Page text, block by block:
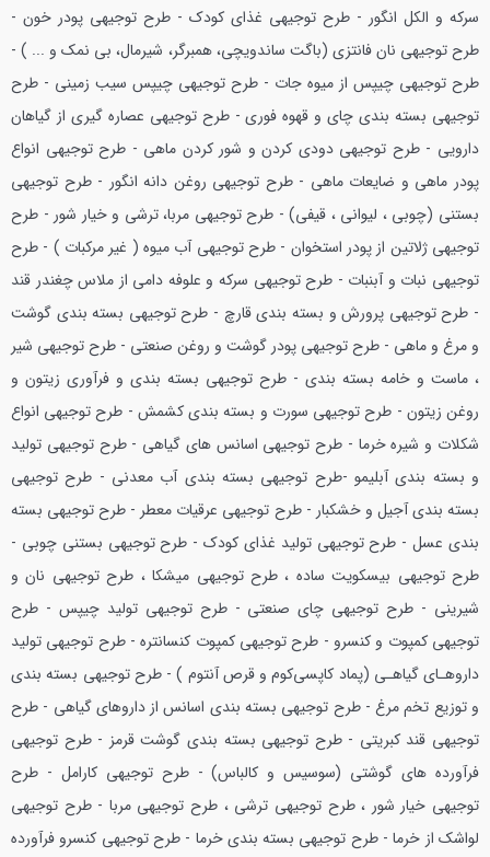
سرکه و الکل انگور - طرح توجیهی غذای کودک - طرح توجیهی پودر خون -
طرح توجیهی نان فانتزی (باگت ساندویچی، همبرگر، شیرمال، بی نمک و ... ) -
طرح توجیهی چیپس از میوه جات - طرح توجیهی چیپس سیب زمینی - طرح
توجیهی بسته بندی چای و قهوه فوری - طرح توجیهی عصاره گیری از گیاهان
دارویی - طرح توجیهی دودی کردن و شور کردن ماهی - طرح توجیهی انواع
پودر ماهی و ضایعات ماهی - طرح توجیهی روغن دانه انگور - طرح توجیهی
بستنی (چوبی ، لیوانی ، قیفی) - طرح توجیهی مربا، ترشی و خیار شور - طرح
توجیهی ژلاتین از پودر استخوان - طرح توجیهی آب میوه ( غیر مرکبات ) - طرح
توجیهی نبات و آبنبات - طرح توجیهی سرکه و علوفه دامی از ملاس چغندر قند
- طرح توجیهی پرورش و بسته بندی قارچ - طرح توجیهی بسته بندی گوشت
و مرغ و ماهی - طرح توجیهی پودر گوشت و روغن صنعتی - طرح توجیهی شیر
، ماست و خامه بسته بندی - طرح توجیهی بسته بندی و فرآوری زیتون و
روغن زیتون - طرح توجیهی سورت و بسته بندی کشمش - طرح توجیهی انواع
شکلات و شیره خرما - طرح توجیهی اسانس های گیاهی - طرح توجیهی تولید
و بسته بندی آبلیمو -طرح توجیهی بسته بندی آب معدنی - طرح توجیهی
بسته بندی آجیل و خشکبار - طرح توجیهی عرقیات معطر - طرح توجیهی بسته
بندی عسل - طرح توجیهی تولید غذای کودک - طرح توجیهی بستنی چوبی -
طرح توجیهی بیسکویت ساده ، طرح توجیهی میشکا ، طرح توجیهی نان و
شیرینی - طرح توجیهی چای صنعتی - طرح توجیهی تولید چیپس - طرح
توجیهی کمپوت و کنسرو - طرح توجیهی کمپوت کنسانتره - طرح توجیهی تولید
داروهـای گیاهـی (پماد کاپسی‌کوم و قرص آنتوم ) - طرح توجیهی بسته بندی
و توزیع تخم مرغ - طرح توجیهی بسته بندی اسانس از داروهای گیاهی - طرح
توجیهی قند کبریتی - طرح توجیهی بسته بندی گوشت قرمز - طرح توجیهی
فرآورده های گوشتی (سوسیس و کالباس) - طرح توجیهی کارامل - طرح
توجیهی خیار شور ، طرح توجیهی ترشی ، طرح توجیهی مربا - طرح توجیهی
لواشک از خرما - طرح توجیهی بسته بندی خرما - طرح توجیهی کنسرو فرآورده